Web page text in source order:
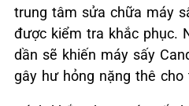
trung tâm sửa chữa máy
được kiểm tra khắc phục.
dần sẽ khiến máy sấy
gây hư hỏng nặng thê cho